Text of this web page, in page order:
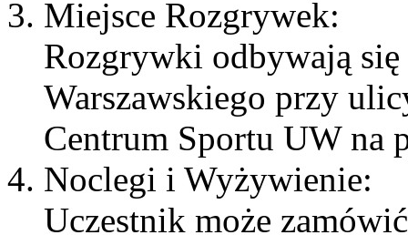
Miejsce Rozgrywek:
Rozgrywki odbywają
Warszawskiego przy
Centrum Sportu UW na
Noclegi i Wyżywienie:
Uczestnik może